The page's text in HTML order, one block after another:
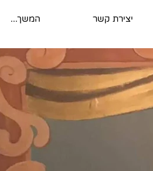
יצירת קשר המשך...